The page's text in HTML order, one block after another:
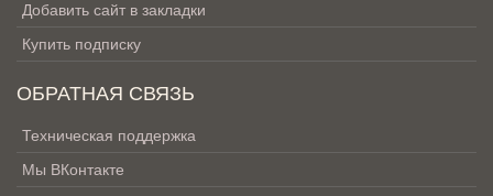
Добавить сайт в закладки
Купить подписку
ОБРАТНАЯ СВЯЗЬ
Техническая поддержка
Мы ВКонтакте